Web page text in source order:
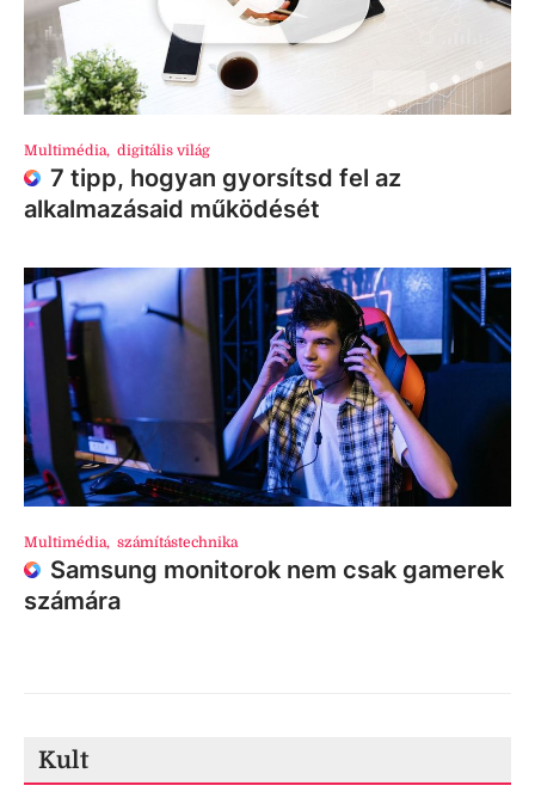
Multimédia, digitális világ
7 tipp, hogyan gyorsítsd fel az
alkalmazásaid működését
Multimédia, számítástechnika
Samsung monitorok nem csak gamerek
számára
Kult